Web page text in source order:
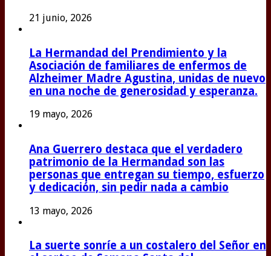
21 junio, 2026
La Hermandad del Prendimiento y la
Asociación de familiares de enfermos de
Alzheimer Madre Agustina, unidas de nuevo
en una noche de generosidad y esperanza.
19 mayo, 2026
Ana Guerrero destaca que el verdadero
patrimonio de la Hermandad son las
personas que entregan su tiempo, esfuerzo
y dedicación, sin pedir nada a cambio
13 mayo, 2026
La suerte sonríe a un costalero del Señor en